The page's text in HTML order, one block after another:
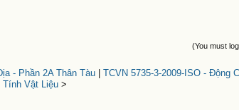
(You must
- Phần 2A Thân Tàu| TCVN 5735-3-2009-ISO - Động
Vật Liệu>